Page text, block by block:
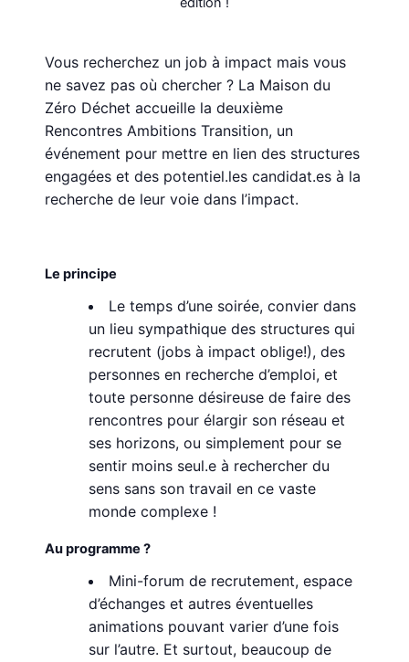
Vous recherchez un job à impact mais vous
ne savez pas où chercher ? La Maison du
Zéro Déchet accueille la deuxième
Rencontres Ambitions Transition, un
événement pour mettre en lien des structures
engagées et des potentiel.les candidat.es à la
recherche de leur voie dans l’impact.
Le principe
Le temps d’une soirée, convier dans
un lieu sympathique des structures qui
recrutent (jobs à impact oblige!), des
personnes en recherche d’emploi, et
toute personne désireuse de faire des
rencontres pour élargir son réseau et
ses horizons, ou simplement pour se
sentir moins seul.e à rechercher du
sens sans son travail en ce vaste
monde complexe !
Au programme ?
Mini-forum de recrutement, espace
d’échanges et autres éventuelles
animations pouvant varier d’une fois
sur l’autre. Et surtout, beaucoup de